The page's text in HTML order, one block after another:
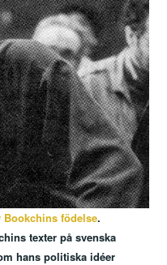
Bookchins födelse.
texter på svenska
hans politiska idéer